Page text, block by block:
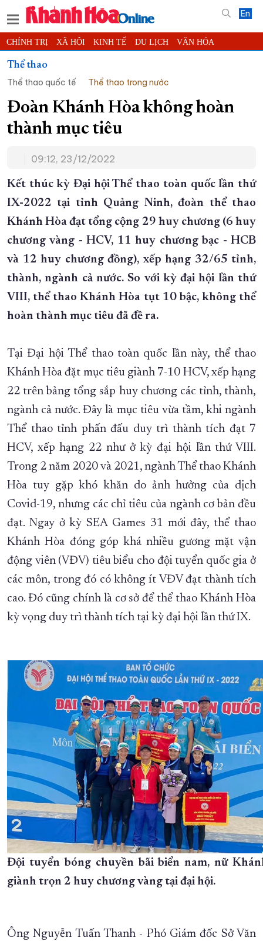
En
CHÍNH TRỊ XÃ HỘI KINH TẾ DU LỊCH VĂN HÓA
THỂ THAO
KHOA HỌC - CÔNG NGHỆ PHÁP LUẬT BẠN ĐỌC
THẾ GIỚI MULTIMEDIA VIDEO ĐỌC BÁO ONLINE
PODCAST THÔNG TIN - QUẢNG CÁO
TRƯỜNG SA BIỂN ĐẢO QUÊ HƯƠNG
CHUNG TAY CẢI CÁCH HÀNH CHÍNH
XÂY DỰNG NÔNG THÔN MỚI LỊCH CẮT ĐIỆN
TÀU - XE - MÁY BAY
KỶ NIỆM 370 NĂM XÂY DỰNG VÀ PHÁT TRIỂN TỈNH KHÁNH HÒA
KHOẢNH KHẮC ĐẸP XỨ TRẦM
XÂY DỰNG KHÁNH HÒA TRỞ THÀNH THÀNH PHỐ TRỰC THUỘC
ĐẠI HỘI ĐẢNG CÁC CẤP TRANG CHỦ VỀ BÁO KHÁNH HÒA
Thể thao
Thể thao quốc tế
Thể thao trong nước
Đoàn Khánh Hòa không hoàn
thành mục tiêu
09:12, 23/12/2022
Kết thúc kỳ Đại hội Thể thao toàn quốc lần thứ
IX-2022 tại tỉnh Quảng Ninh, đoàn thể thao
Khánh Hòa đạt tổng cộng 29 huy chương (6 huy
chương vàng - HCV, 11 huy chương bạc - HCB
và 12 huy chương đồng), xếp hạng 32/65 tỉnh,
thành, ngành cả nước. So với kỳ đại hội lần thứ
VIII, thể thao Khánh Hòa tụt 10 bậc, không thể
hoàn thành mục tiêu đã đề ra.
Tại Đại hội Thể thao toàn quốc lần này, thể thao
Khánh Hòa đặt mục tiêu giành 7-10 HCV, xếp hạng
22 trên bảng tổng sắp huy chương các tỉnh, thành,
ngành cả nước. Đây là mục tiêu vừa tầm, khi ngành
Thể thao tỉnh phấn đấu duy trì thành tích đạt 7
HCV, xếp hạng 22 như ở kỳ đại hội lần thứ VIII.
Trong 2 năm 2020 và 2021, ngành Thể thao Khánh
Hòa tuy gặp khó khăn do ảnh hưởng của dịch
Covid-19, nhưng các chỉ tiêu của ngành cơ bản đều
đạt. Ngay ở kỳ SEA Games 31 mới đây, thể thao
Khánh Hòa đóng góp khá nhiều gương mặt vận
động viên (VĐV) tiêu biểu cho đội tuyển quốc gia ở
các môn, trong đó có không ít VĐV đạt thành tích
cao. Đó cũng chính là cơ sở để thể thao Khánh Hòa
kỳ vọng duy trì thành tích tại kỳ đại hội lần thứ IX.
Đội tuyển bóng chuyền bãi biển nam, nữ
giành trọn 2 huy chương vàng tại đại hội.
Ông Nguyễn Tuấn Thanh - Phó Giám đốc Sở Văn